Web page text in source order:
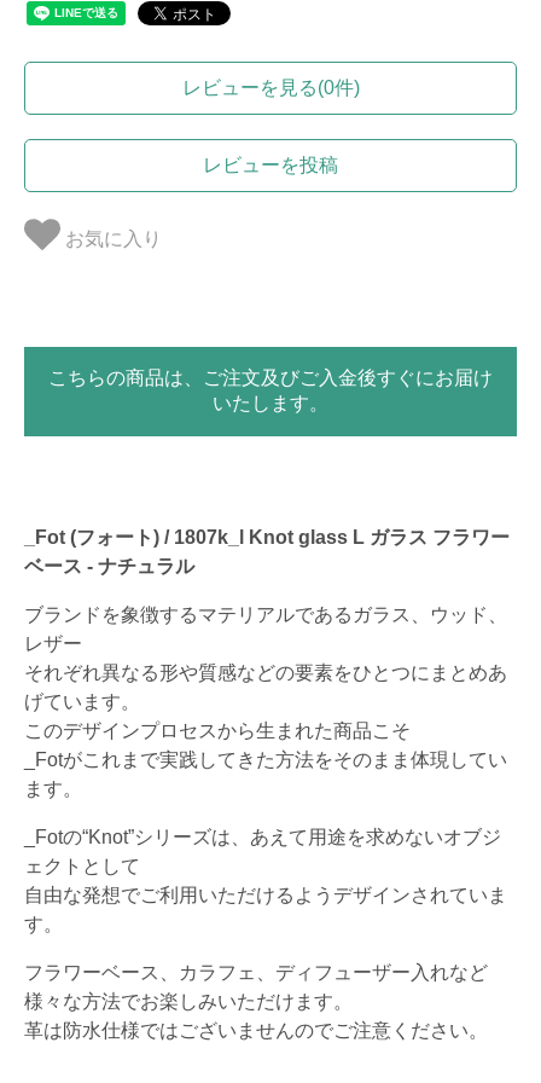
レビューを見る(0件)
レビューを投稿
お気に入り
こちらの商品は、ご注文及びご入金後すぐにお届け
いたします。
_Fot (フォート) / 1807k_l Knot glass L ガラス フラワー
ベース - ナチュラル
ブランドを象徴するマテリアルであるガラス、ウッド、
レザー
それぞれ異なる形や質感などの要素をひとつにまとめあ
げています。
このデザインプロセスから生まれた商品こそ
_Fotがこれまで実践してきた方法をそのまま体現してい
ます。
_Fotの“Knot”シリーズは、あえて用途を求めないオブジ
ェクトとして
自由な発想でご利用いただけるようデザインされていま
す。
フラワーベース、カラフェ、ディフューザー入れなど
様々な方法でお楽しみいただけます。
革は防水仕様ではございませんのでご注意ください。